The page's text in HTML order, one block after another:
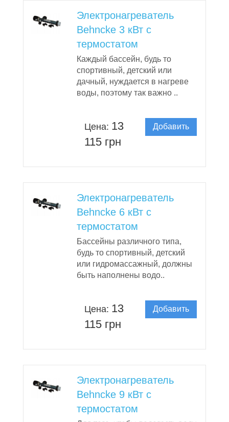
Электронагреватель
Behncke 3 кВт с
термостатом
Каждый бассейн, будь то
спортивный, детский или
дачный, нуждается в нагреве
воды, поэтому так важно ..
Цена: 13
115 грн
Добавить
в корзину
Электронагреватель
Behncke 6 кВт с
термостатом
Бассейны различного типа,
будь то спортивный, детский
или гидромассажный, должны
быть наполнены водо..
Цена: 13
115 грн
Добавить
в корзину
Электронагреватель
Behncke 9 кВт с
термостатом